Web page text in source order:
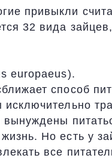
привыкли
32 вида
europaeus).
способ
исключительно
Но есть у
все